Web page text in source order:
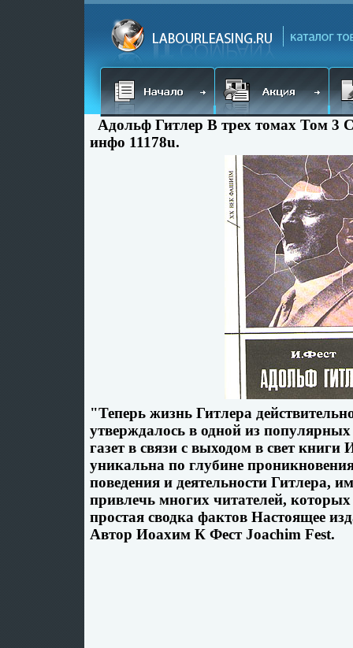
Адольф Гитлер В трех томах Том 3
инфо 11178u.
"Теперь жизнь Гитлера
утверждалось в одной из
газет в связи с выходом в свет
уникальна по глубине
поведения и деятельности Гитлера,
привлечь многих читателей, которых
простая сводка фактов Настоящее
Автор Иоахим К Фест Joachim Fest.